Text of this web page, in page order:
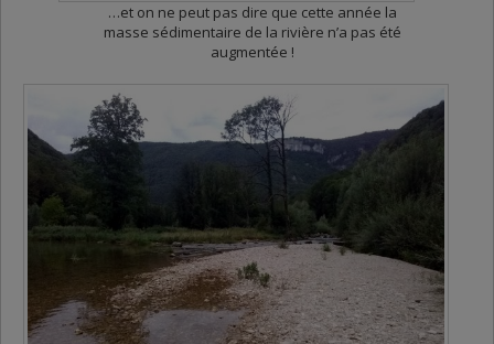
…et on ne peut pas dire que cette année la
masse sédimentaire de la rivière n’a pas été
augmentée !